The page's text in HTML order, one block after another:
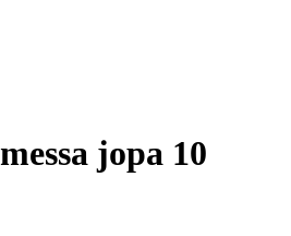
jopa 10